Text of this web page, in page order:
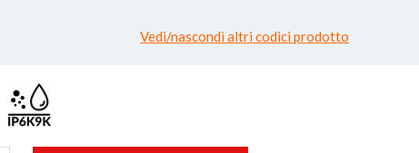
Vedi/nascondi altri codici prodotto